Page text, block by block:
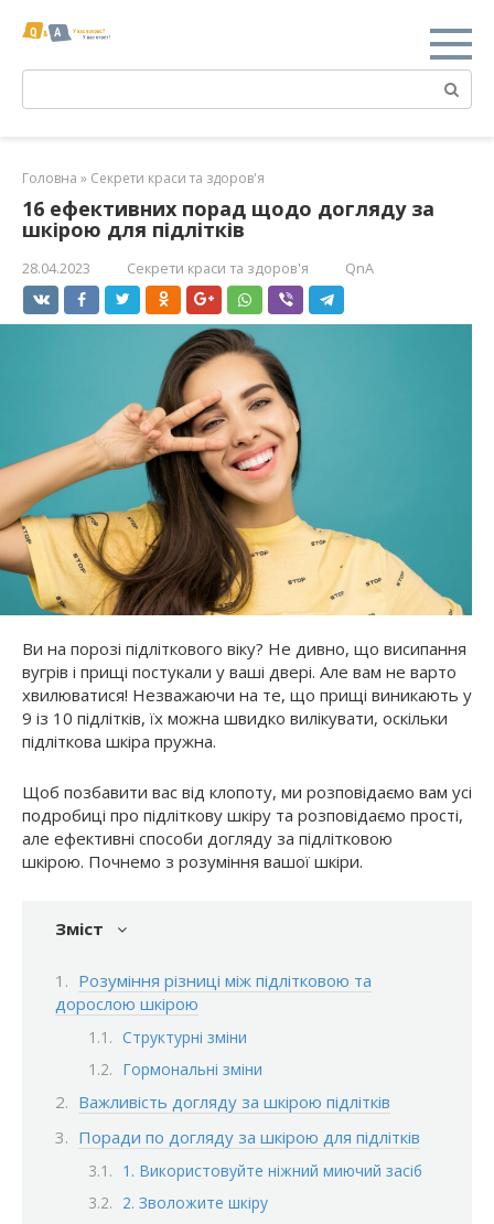
Поиск:
Головна » Секрети краси та здоров'я
16 ефективних порад щодо догляду за
шкірою для підлітків
28.04.2023 Секрети краси та здоров'я QnA
Ви на порозі підліткового віку? Не дивно, що висипання
вугрів і прищі постукали у ваші двері. Але вам не варто
хвилюватися! Незважаючи на те, що прищі виникають у
9 із 10 підлітків, їх можна швидко вилікувати, оскільки
підліткова шкіра пружна.
Щоб позбавити вас від клопоту, ми розповідаємо вам усі
подробиці про підліткову шкіру та розповідаємо прості,
але ефективні способи догляду за підлітковою
шкірою. Почнемо з розуміння вашої шкіри.
Зміст
Розуміння різниці між підлітковою та
дорослою шкірою
Структурні зміни
Гормональні зміни
Важливість догляду за шкірою підлітків
Поради по догляду за шкірою для підлітків
1. Використовуйте ніжний миючий засіб
2. Зволожите шкіру